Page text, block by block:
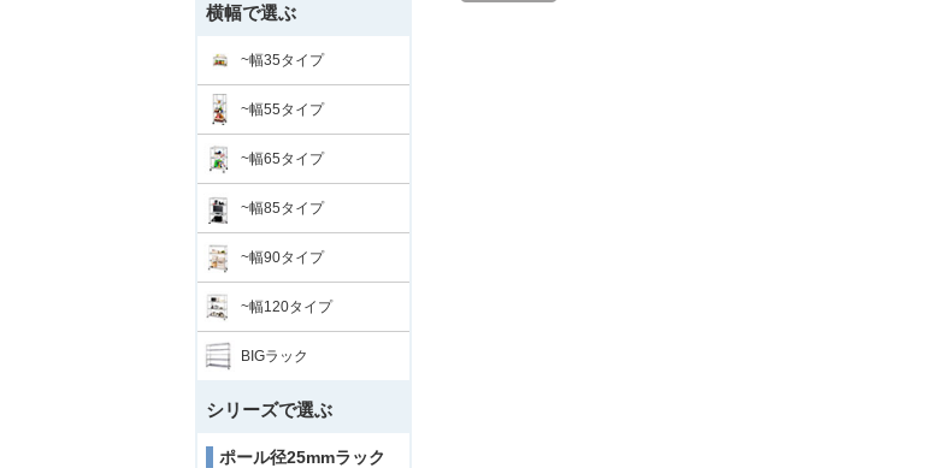
横幅で選ぶ
~幅35タイプ
~幅55タイプ
~幅65タイプ
~幅85タイプ
~幅90タイプ
~幅120タイプ
BIGラック
シリーズで選ぶ
ポール径25mmラック